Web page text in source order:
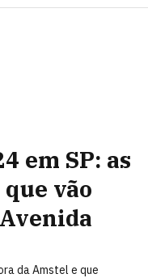
em SP: as
vão
da Amstel e que